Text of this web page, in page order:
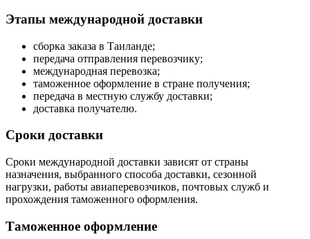
Этапы международной доставки
сборка заказа в Таиланде;
передача отправления перевозчику;
международная перевозка;
таможенное оформление в стране получения;
передача в местную службу доставки;
доставка получателю.
Сроки доставки
Сроки международной доставки зависят от страны
назначения, выбранного способа доставки, сезонной
нагрузки, работы авиаперевозчиков, почтовых служб и
прохождения таможенного оформления.
Таможенное оформление